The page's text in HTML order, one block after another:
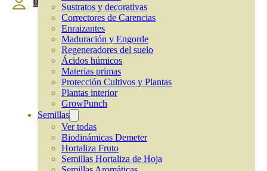
Sustratos y decorativas
Correctores de Carencias
Enraizantes
Maduración y Engorde
Regeneradores del suelo
Ácidos húmicos
Materias primas
Protección Cultivos y Plantas
Plantas interior
GrowPunch
Semillas
Ver todas
Biodinámicas Demeter
Hortaliza Fruto
Semillas Hortaliza de Hoja
0